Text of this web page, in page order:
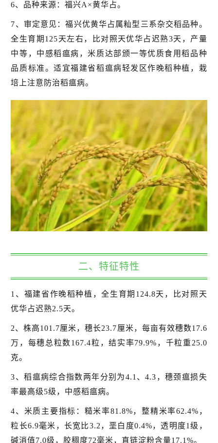
6、品种来源：福兴A×黄华占。
7、审定意见：福兴优黄华占属籼型三系杂交稻品种。
全生育期125天左右，比对照天优华占迟熟3天，产量
中等，中感稻瘟病，米质达部颁一等优质食用稻品种
品质标准。适宜福建省稻瘟病轻发区作晚稻种植，栽
培上注意防治稻瘟病。
二、特征特性
1、福建省作晚稻种植，全生育期124.8天，比对照天
优华占迟熟2.5天。
2、株高101.7厘米，穗长23.7厘米，每亩有效穗数17.6
万，每穗总粒数167.4粒，结实率79.9%，千粒重25.0
克。
3、稻瘟病综合指数两年分别为4.1、4.3，穗颈瘟损失
率最高级5级，中感稻瘟病。
4、米质主要指标：糙米率81.8%，整精米率62.4%，
粒长6.9毫米，长宽比3.2，垩白度0.4%，透明度1级，
碱消值7.0级，胶稠度72毫米，直链淀粉含量17.1%。